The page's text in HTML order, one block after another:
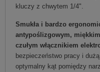
kluczy z chwytem 1/4".
Smukła i bardzo
antypoślizgowym,
czułym włącznikiem
bezpieczeństwo pracy i
optymalny kąt pomiędzy